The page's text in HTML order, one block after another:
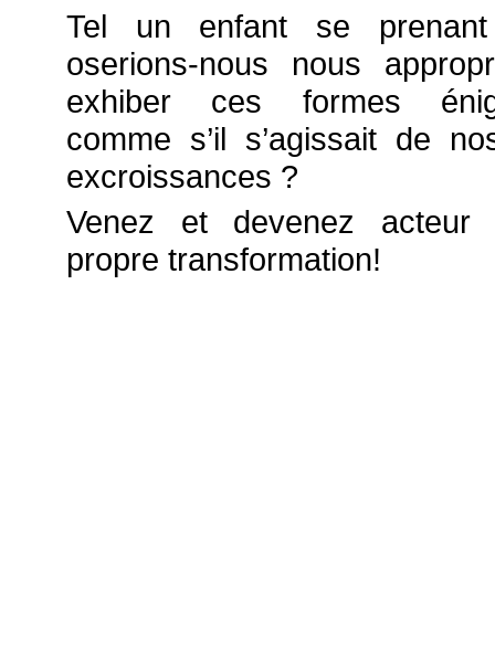
Tel un enfant se
oserions-nous nous
exhiber ces formes
comme s’il s’agissait de
excroissances ?
Venez et devenez acteur
propre transformation!